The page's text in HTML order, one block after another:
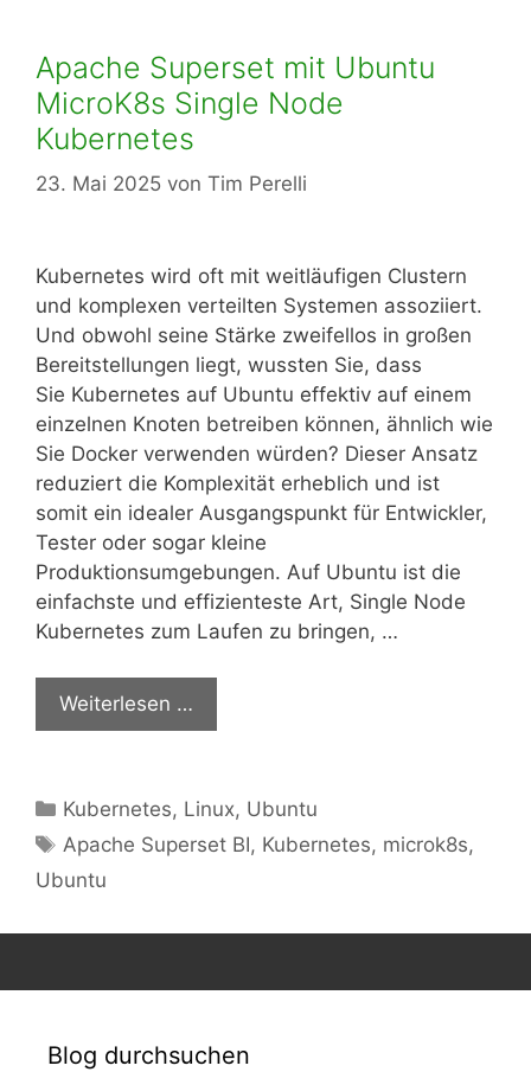
Apache Superset mit Ubuntu
MicroK8s Single Node
Kubernetes
23. Mai 2025 von Tim Perelli
Kubernetes wird oft mit weitläufigen Clustern
und komplexen verteilten Systemen assoziiert.
Und obwohl seine Stärke zweifellos in großen
Bereitstellungen liegt, wussten Sie, dass
Sie Kubernetes auf Ubuntu effektiv auf einem
einzelnen Knoten betreiben können, ähnlich wie
Sie Docker verwenden würden? Dieser Ansatz
reduziert die Komplexität erheblich und ist
somit ein idealer Ausgangspunkt für Entwickler,
Tester oder sogar kleine
Produktionsumgebungen. Auf Ubuntu ist die
einfachste und effizienteste Art, Single Node
Kubernetes zum Laufen zu bringen, …
Weiterlesen …
Kategorien
Kubernetes, Linux, Ubuntu
Schlagwörter
Apache Superset BI, Kubernetes, microk8s,
Ubuntu
Blog durchsuchen